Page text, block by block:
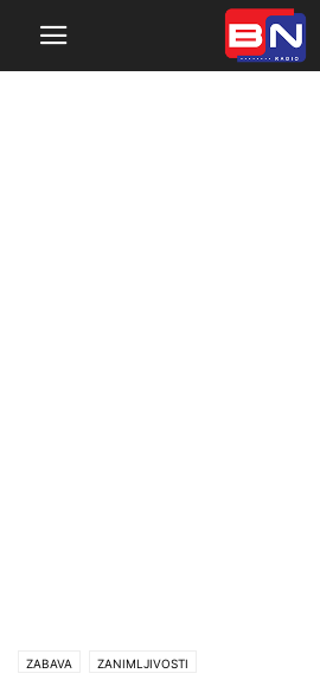
ZABAVA ZANIMLJIVOSTI